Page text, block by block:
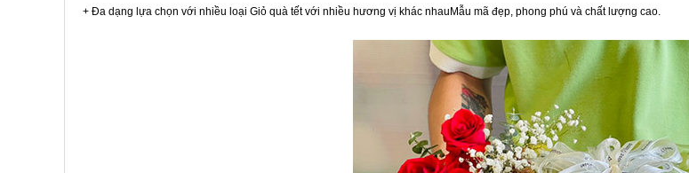
+ Đa dạng lựa chọn với nhiều loại Giỏ quà tết với nhiều hương vị khác nhauMẫu mã đẹp, phong phú và chất lượng cao.